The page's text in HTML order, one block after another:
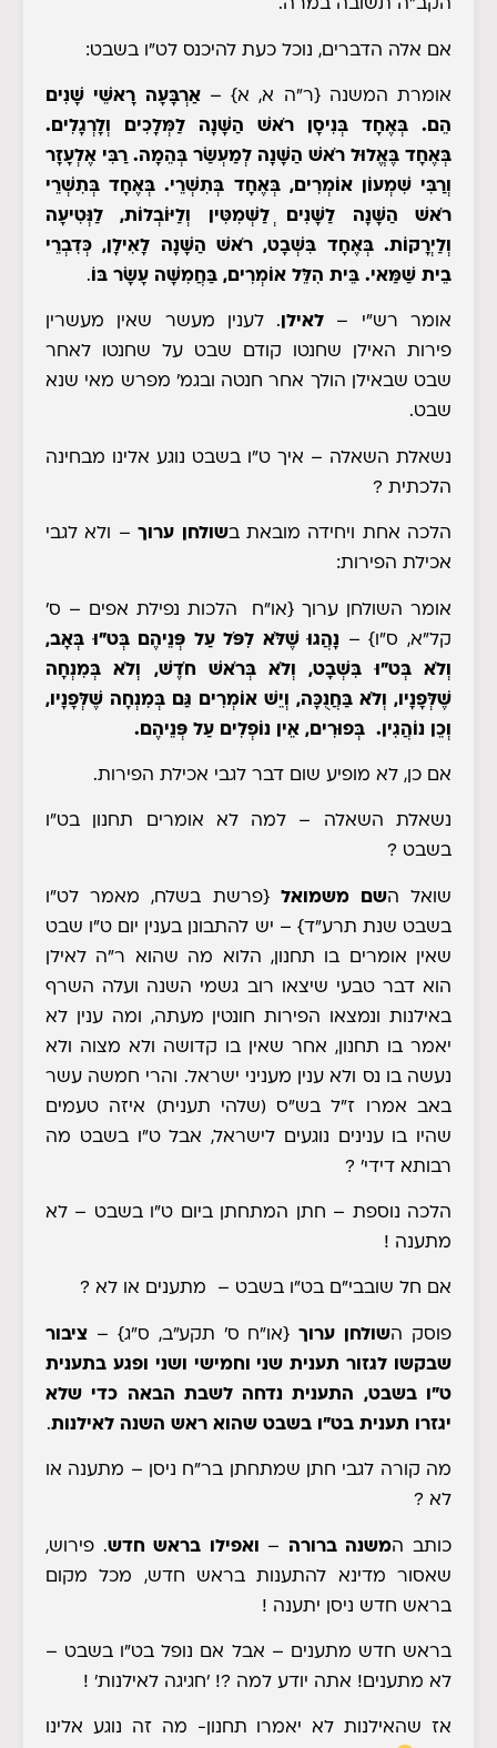
הקב"ה תשובה במרה.
אם אלה הדברים, נוכל כעת להיכנס לט"ו בשבט:
אומרת המשנה{ר"ה א, א} –אַרְבָּעָה רָאשֵׁי שָׁנִים
הֵם. בְּאֶחָד בְּנִיסָן רֹאשׁ הַשָּׁנָה לַמְּלָכִים וְלָרְגָלִים.
בְּאֶחָד בֶּאֱלוּל רֹאשׁ הַשָּׁנָה לְמַעְשַׂר בְּהֵמָה. רַבִּי אֶלְעָזָר
וְרַבִּי שִׁמְעוֹן אוֹמְרִים, בְּאֶחָד בְּתִשְׁרֵי. בְּאֶחָד בְּתִשְׁרֵי
רֹאשׁ הַשָּׁנָה לַשָּׁנִים ְלַשְּׁמִטִּין וְלַיּוֹבְלוֹת, לַנְּטִיעָה
וְלַיְרָקוֹת. בְּאֶחָד בִּשְׁבָט, רֹאשׁ הַשָּׁנָה לָאִילָן, כְּדִבְרֵי
בֵית שַׁמַּאי. בֵּית הִלֵּל אוֹמְרִים, בַּחֲמִשָּׁה עָשָׂר בּוֹ .
אומר רש"י – לאילן . לענין מעשר שאין מעשרין
פירות האילן שחנטו קודם שבט על שחנטו לאחר
שבט שבאילן הולך אחר חנטה ובגמ' מפרש מאי שנא
שבט.
נשאלת השאלה – איך ט"ו בשבט נוגע אלינו מבחינה
הלכתית ?
הלכה אחת ויחידה מובאת בשולחן ערוך – ולא לגבי
אכילת הפירות:
אומר השולחן ערוך {או"ח הלכות נפילת אפים – ס'
קל"א, ס"ו} – נָהֲגוּ שֶׁלֹּא לִפֹּל עַל פְּנֵיהֶם בְּט"וּ בְּאָב,
וְלֹא בְּט"וּ בִּשְׁבָט, וְלֹא בְּרֹאשׁ חֹדֶשׁ, וְלֹא בְּמִנְחָה
שֶׁלְּפָנָיו, וְלֹא בַּחֲנֻכָּה, וְיֵשׁ אוֹמְרִים גַּם בְּמִנְחָה שֶׁלְּפָנָיו,
וְכֵן נוֹהֲגִין. בְּפוּרִים, אֵין נוֹפְלִים עַל פְּנֵיהֶם.
אם כן, לא מופיע שום דבר לגבי אכילת הפירות.
נשאלת השאלה – למה לא אומרים תחנון בט"ו
בשבט ?
שואל השם משמואל{פרשת בשלח, מאמר לט"ו
בשבט שנת תרע"ד} – יש להתבונן בענין יום ט"ו שבט
שאין אומרים בו תחנון, הלוא מה שהוא ר"ה לאילן
הוא דבר טבעי שיצאו רוב גשמי השנה ועלה השרף
באילנות ונמצאו הפירות חונטין מעתה, ומה ענין לא
יאמר בו תחנון, אחר שאין בו קדושה ולא מצוה ולא
נעשה בו נס ולא ענין מעניני ישראל. והרי חמשה עשר
באב אמרו ז"ל בש"ס (שלהי תענית) איזה טעמים
שהיו בו ענינים נוגעים לישראל, אבל ט"ו בשבט מה
רבותא דידי' ?
הלכה נוספת – חתן המתחתן ביום ט"ו בשבט – לא
מתענה !
אם חל שובבי"ם בט"ו בשבט – מתענים או לא ?
פוסק השולחן ערוך {או"ח ס' תקע"ב, ס"ג} – ציבור
שבקשו לגזור תענית שני וחמישי ושני ופגע בתענית
ט"ו בשבט, התענית נדחה לשבת הבאה כדי שלא
יגזרו תענית בט"ו בשבט שהוא ראש השנה לאילנות.
מה קורה לגבי חתן שמתחתן בר"ח ניסן – מתענה או
לא ?
כותב המשנה ברורה – ואפילו בראש חדש. פירוש,
שאסור מדינא להתענות בראש חדש, מכל מקום
בראש חדש ניסן יתענה !
בראש חדש מתענים – אבל אם נופל בט"ו בשבט –
לא מתענים! אתה יודע למה ?! 'חגיגה לאילנות' !
אז שהאילנות לא יאמרו תחנון- מה זה נוגע אלינו